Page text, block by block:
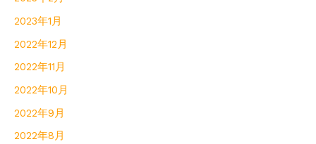
2023年1月
2022年12月
2022年11月
2022年10月
2022年9月
2022年8月